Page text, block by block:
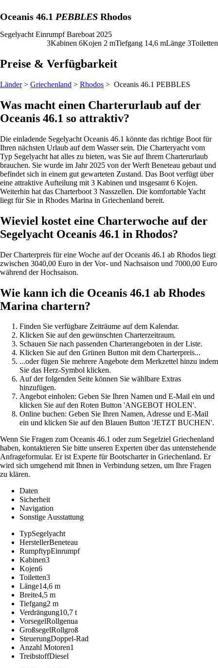
Oceanis 46.1 PEBBLES Rhodos
Segelyacht Einrumpf Bareboat 2025
3Kabinen 6Kojen 2 mTiefgang 14,6 mLänge 3Toiletten
Preise & Verfügbarkeit
Länder> Griechenland > Rhodos > Oceanis 46.1 PEBBLES
Was macht einen Charterurlaub auf der
Oceanis 46.1 so attraktiv?
Die einladende Segelyacht Oceanis 46.1 könnte das richtige Boot für
Ihren nächsten Urlaub auf dem Wasser sein. Die Charteryacht vom
Typ Segelyacht hat alles zu bieten, was Sie auf Ihrem Charterurlaub
brauchen. Sie wurde im Jahr 2025 von der Werft Beneteau gebaut und
befindet sich in einem gut gewarteten Zustand. Das Boot verfügt über
eine attraktive Aufteilung mit 3 Kabinen und insgesamt 6 Kojen.
Weiterhin hat das Charterboot 3 Nasszellen. Die komfortable Yacht
liegt für Sie in Rhodes Marina in Griechenland bereit.
Wieviel kostet eine Charterwoche auf der
Segelyacht Oceanis 46.1 in Rhodos?
Der Charterpreis für eine Woche auf der Oceanis 46.1 ab Rhodos liegt
zwischen 3040,00 Euro in der Vor- und Nachsaison und 7000,00 Euro
während der Hochsaison.
Wie kann ich die Oceanis 46.1 ab Rhodes
Marina chartern?
Finden Sie verfügbare Zeiträume auf dem Kalendar.
Klicken Sie auf den gewünschten Charterzeitraum.
Schauen Sie nach passenden Charterangeboten in der Liste.
Klicken Sie auf den Grünen Button mit dem Charterpreis...
...oder fügen Sie mehrere Angebote dem Merkzettel hinzu indem
Sie das Herz-Symbol klicken.
Auf der folgenden Seite können Sie wählbare Extras
hinzufügen.
Angebot einholen: Geben Sie Ihren Namen und E-Mail ein und
klicken Sie auf den Roten Button 'ANGEBOT HOLEN'.
Online buchen: Geben Sie Ihren Namen, Adresse und E-Mail
ein und klicken Sie auf den Blauen Button 'JETZT BUCHEN'.
Wenn Sie Fragen zum Oceanis 46.1 oder zum Segelziel Griechenland
haben, kontaktieren Sie bitte unseren Experten über das untenstehende
Anfrageformular. Er ist Experte für Bootscharter in Griechenland. Er
wird sich umgehend mit Ihnen in Verbindung setzen, um Ihre Fragen
zu klären.
Daten
Sicherheit
Navigation
Sonstige Ausstattung
TypSegelyacht
HerstellerBeneteau
RumpftypEinrumpf
Kabinen3
Kojen6
Toiletten3
Länge14,6 m
Breite4,5 m
Tiefgang2 m
Verdrängung10,7 t
VorsegelRollgenua
GroßsegelRollgroß
SteuerungDoppel-Rad
Anzahl Motoren1
TreibstoffDiesel